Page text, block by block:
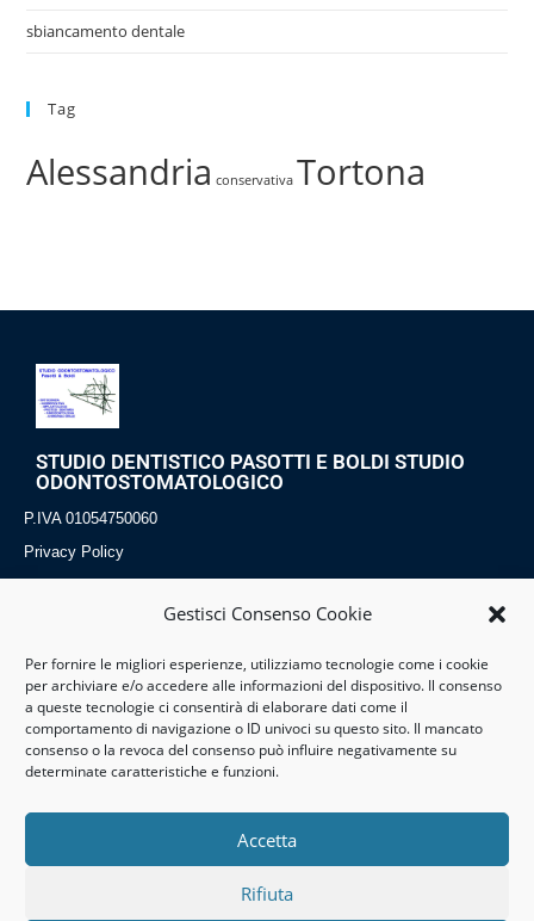
Gestisci Consenso Cookie
Per fornire le migliori esperienze, utilizziamo tecnologie come i cookie
per archiviare e/o accedere alle informazioni del dispositivo. Il consenso
a queste tecnologie ci consentirà di elaborare dati come il
comportamento di navigazione o ID univoci su questo sito. Il mancato
consenso o la revoca del consenso può influire negativamente su
determinate caratteristiche e funzioni.
Accetta
Rifiuta
sbiancamento dentale
Tag
Alessandria conservativa Tortona
STUDIO DENTISTICO PASOTTI E BOLDI STUDIO
ODONTOSTOMATOLOGICO
P.IVA 01054750060
Privacy Policy
Dove Siamo
P. Erbe 13
15057 Tortona (AL)
Contatti
Tel:0131 861249
Mail:studiopb@tor.it
Servizi
Implantologia
Odontostomatologia